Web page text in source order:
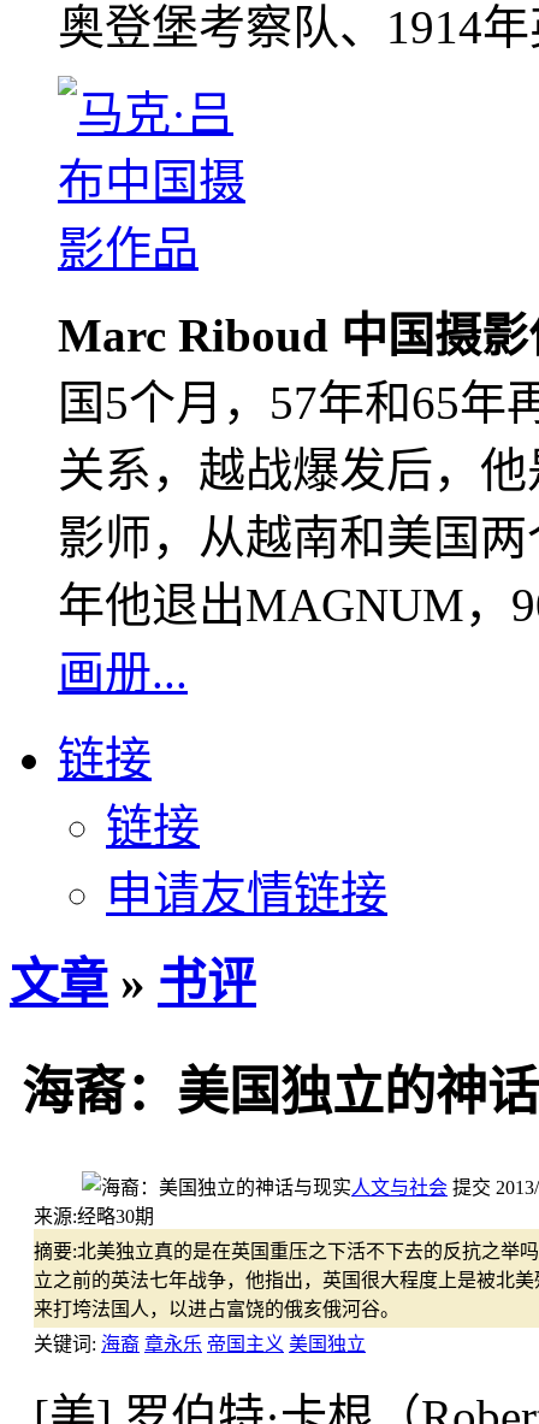
奥登堡考察队、1914
Marc Riboud 中国摄
国5个月，57年和65年
关系，越战爆发后，
影师，从越南和美国
年他退出MAGNUM，
画册...
链接
链接
申请友情链接
文章 » 书评
海裔：美国独立的神
人文与社会 提交
来源:经略30期
摘要:北美独立真的是在英国重压之下活不下去的反抗之举
立之前的英法七年战争，他指出，英国很大程度上是被北
来打垮法国人，以进占富饶的俄亥俄河谷。
关键词: 海裔 章永乐 帝国主义 美国独立